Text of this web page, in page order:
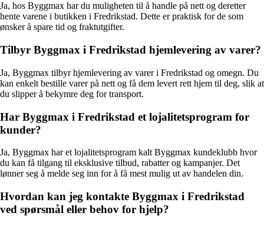
Ja, hos Byggmax har du muligheten til å handle på nett og deretter
hente varene i butikken i Fredrikstad. Dette er praktisk for de som
ønsker å spare tid og fraktutgifter.
Tilbyr Byggmax i Fredrikstad hjemlevering av varer?
Ja, Byggmax tilbyr hjemlevering av varer i Fredrikstad og omegn. Du
kan enkelt bestille varer på nett og få dem levert rett hjem til deg, slik at
du slipper å bekymre deg for transport.
Har Byggmax i Fredrikstad et lojalitetsprogram for
kunder?
Ja, Byggmax har et lojalitetsprogram kalt Byggmax kundeklubb hvor
du kan få tilgang til eksklusive tilbud, rabatter og kampanjer. Det
lønner seg å melde seg inn for å få mest mulig ut av handelen din.
Hvordan kan jeg kontakte Byggmax i Fredrikstad
ved spørsmål eller behov for hjelp?